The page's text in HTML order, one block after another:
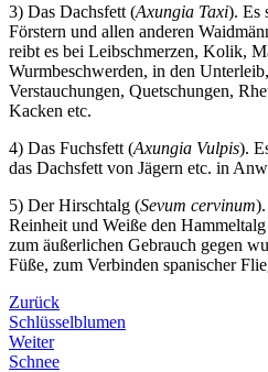
3) Das Dachsfett (Axungia Taxi). Es
Förstern und allen anderen
reibt es bei Leibschmerzen, Kolik,
Wurmbeschwerden, in den
Verstauchungen, Quetschungen,
Kacken etc.
4) Das Fuchsfett (Axungia Vulpis).
das Dachsfett von Jägern etc. in
5) Der Hirschtalg (Sevum cervinum
Reinheit und Weiße den
zum äußerlichen Gebrauch gegen
Füße, zum Verbinden spanischer
Zurück
Schlüsselblumen
Weiter
Schnee